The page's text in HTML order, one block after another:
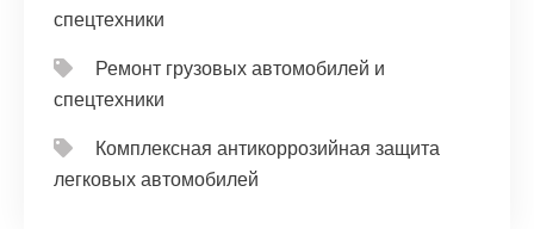
спецтехники
Ремонт грузовых автомобилей и
спецтехники
Комплексная антикоррозийная защита
легковых автомобилей